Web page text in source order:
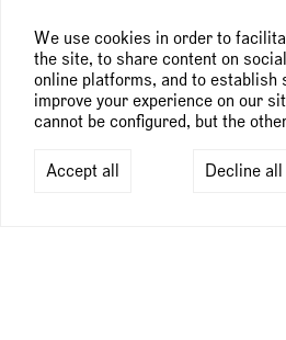
We use cookies in order to
the site, to share content on
online platforms, and to establish
improve your experience on our
cannot be configured, but the
Accept all Decline all
discutée. Elle explore aussi les
homéromanie », qui ont marqué la
inspiré des oeuvres ou des
imitation homérique d'une grande
vie quotidienne. L'exposition fait
les principaux héros et récits de
la manière dont ces épopées ont